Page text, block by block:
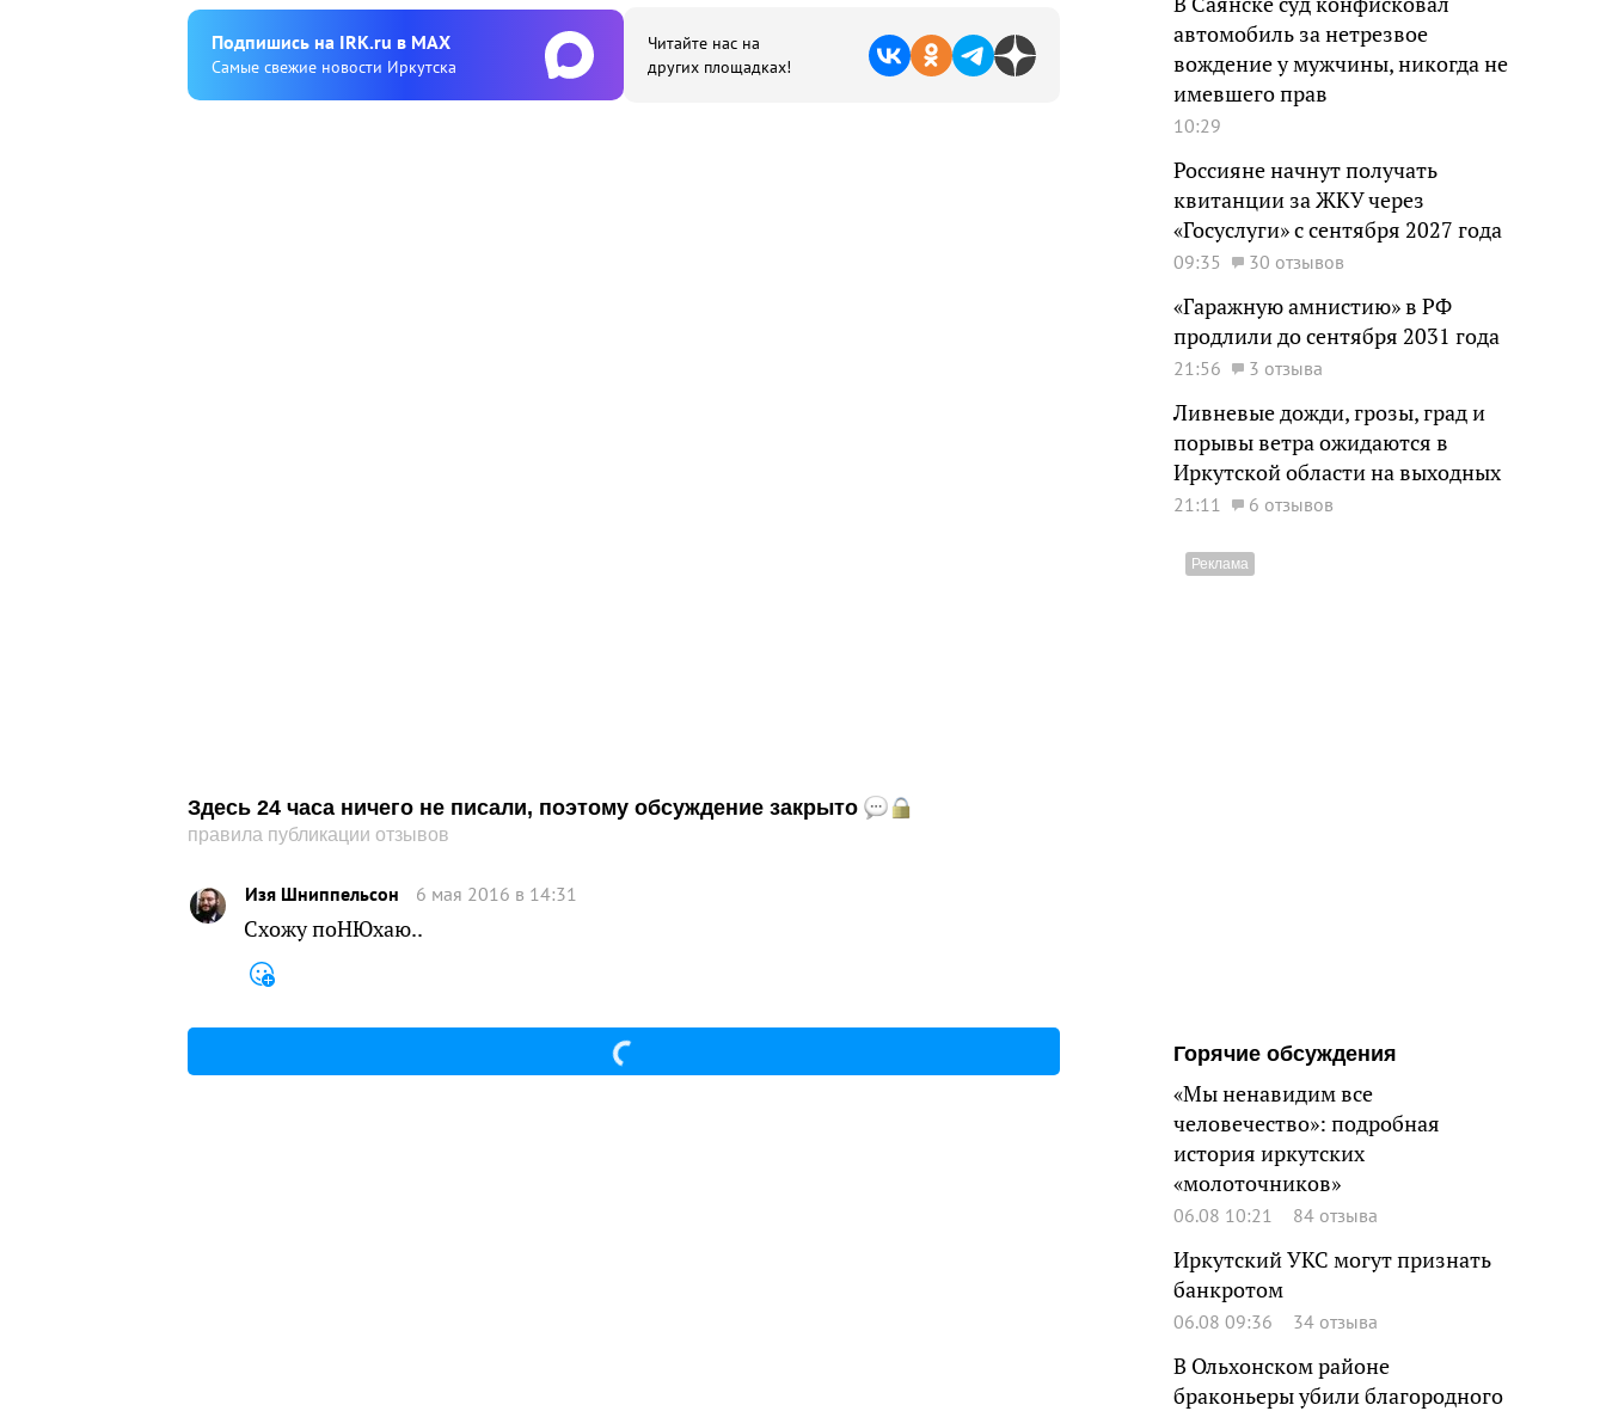
Подпишиcь на IRK.ru в MAX
Cамые свежие новости Иркутска
Читайте нас на
других площадках!
Здесь 24 часа ничего не писали, поэтому обсуждение закрыто
правила публикации отзывов
Изя Шниппельсон 6 мая 2016 в 14:31
Схожу поНЮхаю..
автомобиль за нетрезвое
вождение у мужчины, никогда не
имевшего прав
10:29
Россияне начнут получать
квитанции за ЖКУ через
«Госуслуги» с сентября 2027 года
09:35 30 отзывов
«Гаражную амнистию» в РФ
продлили до сентября 2031 года
21:56 3 отзыва
Ливневые дожди, грозы, град и
порывы ветра ожидаются в
Иркутской области на выходных
21:11 6 отзывов
Горячие обсуждения
«Мы ненавидим все
человечество»: подробная
история иркутских
«молоточников»
06.08 10:21 84 отзыва
Иркутский УКС могут признать
банкротом
06.08 09:36 34 отзыва
В Ольхонском районе
браконьеры убили благородного